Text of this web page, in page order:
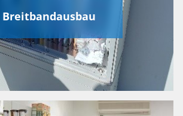
Breitbandausbau